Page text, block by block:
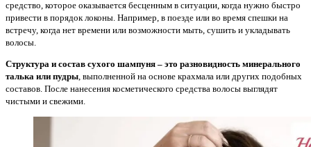
средство, которое оказывается бесценным в ситуации, когда нужно быстро
привести в порядок локоны. Например, в поезде или во время спешки на
встречу, когда нет времени или возможности мыть, сушить и укладывать
волосы.
Структура и состав сухого шампуня – это разновидность минерального
талька или пудры , выполненной на основе крахмала или других подобных
составов. После нанесения косметического средства волосы выглядят
чистыми и свежими.